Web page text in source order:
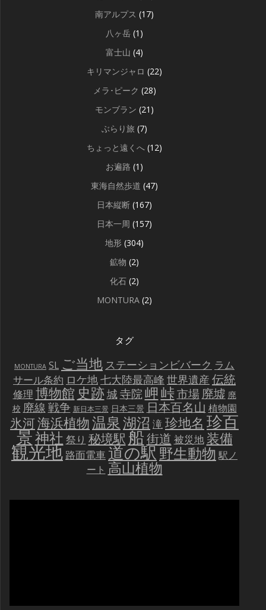
南アルプス (17)
八ヶ岳 (1)
富士山 (4)
キリマンジャロ (22)
メラ･ピーク (28)
モンブラン (21)
ぶらり旅 (7)
ちょっと遠くへ (12)
お遍路 (1)
東海自然歩道 (47)
日本縦断 (167)
日本一周 (157)
地形 (304)
鉱物 (2)
化石 (2)
MONTURA (2)
タグ
MONTURA SL ご当地 ステーションビバーク ラム
サール条約 ロケ地七大陸最高峰 世界遺産 伝統
修理 博物館 史跡城寺院岬峠市場 廃墟 廃
校 廃線戦争 新日本三景 日本三景 日本百名山 植物園
氷河海浜植物温泉湖沼 滝珍地名 珍百
景神社 祭り 秘境駅船街道 被災地 装備
観光地 路面電車道の駅野生動物 駅ノ
ート 高山植物